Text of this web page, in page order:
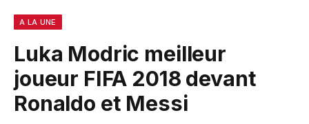
A LA UNE
Luka Modric meilleur
joueur FIFA 2018 devant
Ronaldo et Messi